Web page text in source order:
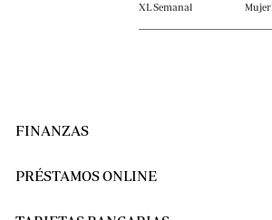
XL Semanal
FINANZAS
PRÉSTAMOS ONLINE
← VOLVER
PRÉSTAMOS PERSONALES
← VOLVER
PRÉSTAMOS RÁPIDOS 0% INTERÉS
← VOLVER
MINICRÉDITOS CON ASNEF
← VOLVER
TARJETAS DE CRÉDITO
← VOLVER
CUENTAS CORRIENTES
← VOLVER
CUENTAS REMUNERADAS DE
← VOLVER
ACCIONES
← VOLVER
PRÓXIMOS DIVIDENDOS DEL IBEX
← VOLVER
ETF DE DIVIDENDOS
← VOLVER
DEPÓSITOS BANCARIOS O